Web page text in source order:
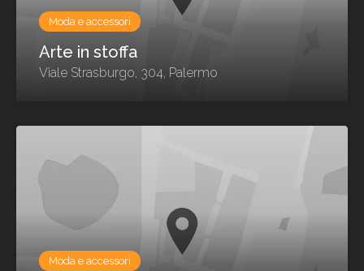
Moda e accessori
Arte in stoffa
Viale Strasburgo, 304, Palermo
Moda e accessori